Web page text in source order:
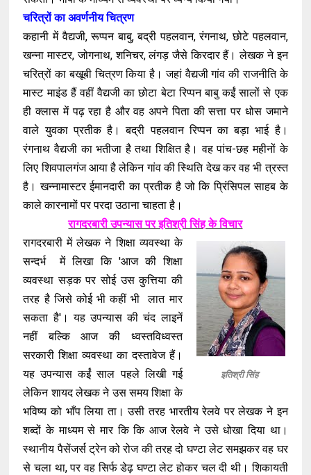
चरित्रों का अवर्णनीय चित्रण
कहानी में वैद्यजी,रूप्पन बाबु,बद्री पहलवान,रंगनाथ,छोटे पहलवान,
खन्ना मास्टर,जोगनाथ,शनिचर,लंगड़ जैसे किरदार हैं।लेखक ने इन
चरित्रों का बखूबी चित्रण किया है ।जहां वैद्यजी गांव की राजनीति के
मास्ट माइंड हैं वहीं वैद्यजी का छोटा बेटा रिप्पन बाबु कईं सालों से एक
ही क्लास में पढ़ रहा है और वह अपने पिता की सत्ता पर धोस जमाने
वाले युवका प्रतीक है ।बद्री पहलवान रिप्पन का बड़ा भाई है।
रंगनाथ वैद्यजी का भतीजा है तथा शिक्षित है ।वह पांच-छह महीनों के
लिए शिवपालगंज आया है लेकिन गांव की स्थिति देख कर वह भी त्रस्त
है।खन्नामास्टर ईमानदारी का प्रतीक है जो कि प्रिंसिपल साहब के
काले कारनामों पर परदा उठाना चाहता है ।
रागदरबारी उपन्यास पर इतिश्री सिंह के विचार
इतिश्री सिंह
रागदरबारी में लेखक ने शिक्षा व्यवस्था के
सन्दर्भ में लिखा कि 'आज की शिक्षा
व्यवस्था सड़क पर सोई उस कुत्तिया की
तरह है जिसे कोई भी कहीं भी लात मार
सकता है'।यह उपन्यास की चंद लाइनें
नहीं बल्कि आज की ध्वस्तविध्वस्त
सरकारी शिक्षा व्यवस्था का दस्तावेज हैं।
यह उपन्यास कईं साल पहले लिखी गई
लेकिन शायद लेखक ने उस समय शिक्षा के
भविष्य को भाँप लिया ता।उसी तरह भारतीय रेलवे पर लेखक ने इन
शब्दों के माध्यम से मार कि कि आज रेलवे ने उसे धोखा दिया था।
स्थानीय पैसेंजर्स ट्रेन को रोज की तरह दो घण्टा लेट समझकर वह घर
से चला था,पर वह सिर्फ डेढ़ घण्टा लेट होकर चल दी थी।शिकायती